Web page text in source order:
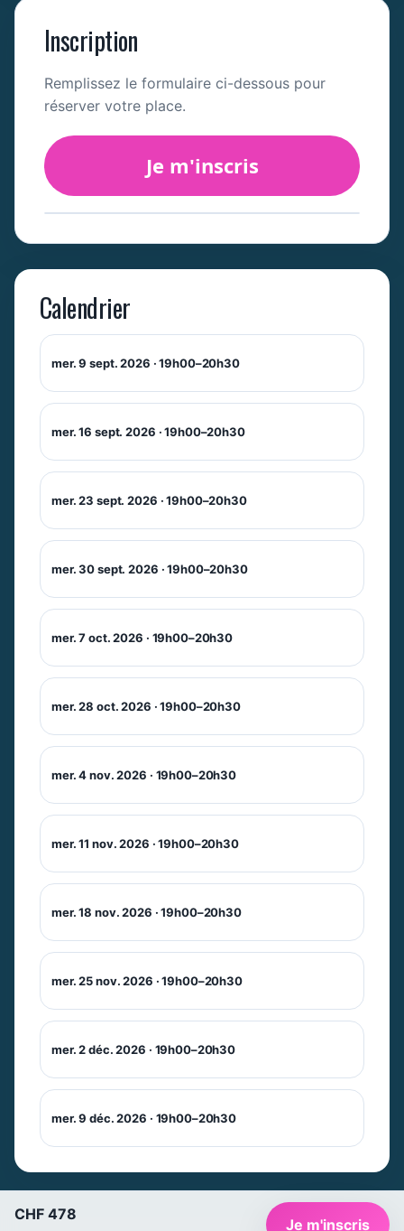
Inscription
Remplissez le formulaire ci-dessous pour
réserver votre place.
Je m'inscris
Calendrier
mer. 9 sept. 2026 · 19h00–20h30
mer. 16 sept. 2026 · 19h00–20h30
mer. 23 sept. 2026 · 19h00–20h30
mer. 30 sept. 2026 · 19h00–20h30
mer. 7 oct. 2026 · 19h00–20h30
mer. 28 oct. 2026 · 19h00–20h30
mer. 4 nov. 2026 · 19h00–20h30
mer. 11 nov. 2026 · 19h00–20h30
mer. 18 nov. 2026 · 19h00–20h30
mer. 25 nov. 2026 · 19h00–20h30
mer. 2 déc. 2026 · 19h00–20h30
mer. 9 déc. 2026 · 19h00–20h30
CHF 478
Je m'inscris
Newsletter
nouveautés que nous réservons à nos
fidèles abonnés.